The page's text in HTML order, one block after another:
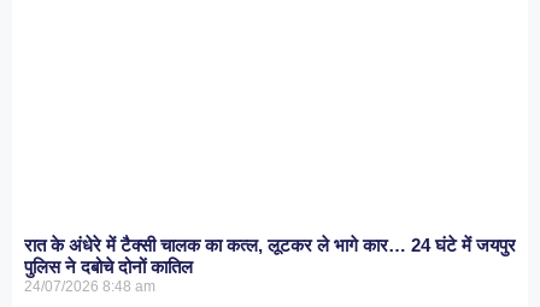
रात के अंधेरे में टैक्सी चालक का कत्ल, लूटकर ले भागे कार… 24 घंटे में जयपुर
पुलिस ने दबोचे दोनों कातिल
24/07/2026 8:48 am